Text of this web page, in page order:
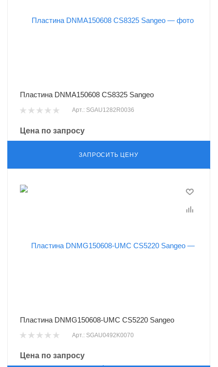
Пластина DNMA150608 CS8325 Sangeo
Арт.: SGAU1282R0036
Цена по запросу
ЗАПРОСИТЬ ЦЕНУ
Пластина DNMG150608-UMC CS5220 Sangeo
Арт.: SGAU0492K0070
Цена по запросу